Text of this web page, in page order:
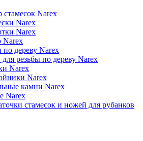
стамесок Narex
Narex
Narex
по дереву Narex
резьбы по дереву Narex
Narex
Narex
камни Narex
Narex
стамесок и ножей для рубанков